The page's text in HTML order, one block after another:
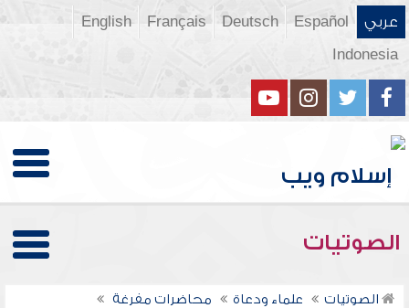
عربي Español
Deutsch
Français
English
Indonesia
الصوتيات
الصوتيات علماء ودعاة
محاضرات مفرغة